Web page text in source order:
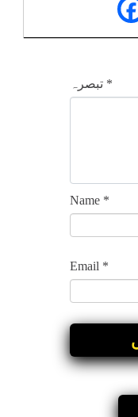
تبصرہ *
Name *
Email *